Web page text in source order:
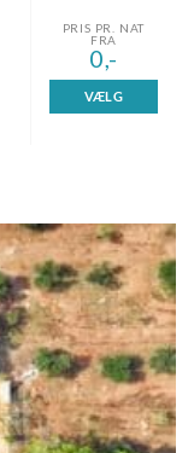
PRIS PR. NAT
FRA
0,-
VÆLG